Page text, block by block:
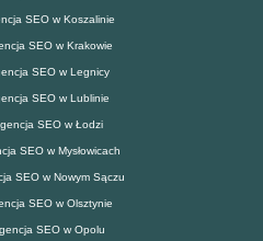
SEO w Koszalinie
SEO w Krakowie
SEO w Legnicy
SEO w Lublinie
SEO w Łodzi
SEO w Mysłowicach
SEO w Nowym Sączu
SEO w Olsztynie
SEO w Opolu